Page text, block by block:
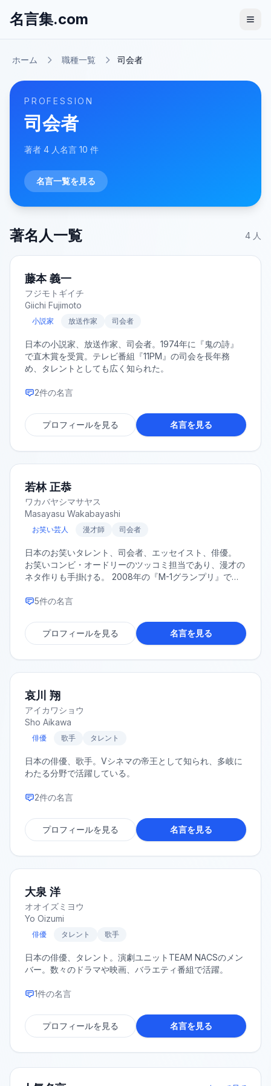
名言集.com
ホーム 職種一覧 司会者
PROFESSION
司会者
著者 4 人名言 10 件
名言一覧を見る
著名人一覧 4 人
藤本 義一
フジモトギイチ
Giichi Fujimoto
小説家 放送作家 司会者
日本の小説家、放送作家、司会者。1974年に『鬼の詩』
で直木賞を受賞。テレビ番組『11PM』の司会を長年務
め、タレントとしても広く知られた。
2件の名言
プロフィールを見る 名言を見る
若林 正恭
ワカバヤシマサヤス
Masayasu Wakabayashi
お笑い芸人 漫才師 司会者
日本のお笑いタレント、司会者、エッセイスト、俳優。
お笑いコンビ・オードリーのツッコミ担当であり、漫才の
ネタ作りも手掛ける。 2008年の『M-1グランプリ』で敗
高く支持されており、2018年にはエッセイ『表参道のセ
受賞した。 その他の代表作にベストセラーとなった『社
会人大学人見知り学部 卒業見込』や『ナナメの夕暮れ』
と子犬の7日間』で第37回日本アカデミー賞話題賞を受
賞。 パーソナリティを務めるラジオ『オードリーのオー
組として絶大な人気を誇る。
5件の名言
プロフィールを見る 名言を見る
哀川 翔
アイカワショウ
Sho Aikawa
俳優 歌手 タレント
日本の俳優、歌手。Vシネマの帝王として知られ、多岐に
わたる分野で活躍している。
2件の名言
プロフィールを見る 名言を見る
大泉 洋
オオイズミヨウ
Yo Oizumi
俳優 タレント 歌手
日本の俳優、タレント。演劇ユニットTEAM NACSのメン
バー。数々のドラマや映画、バラエティ番組で活躍。
1件の名言
プロフィールを見る 名言を見る